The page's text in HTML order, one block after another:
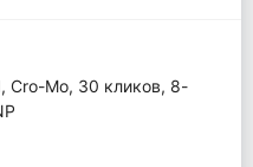
Cro-Mo, 30 кликов, 8-